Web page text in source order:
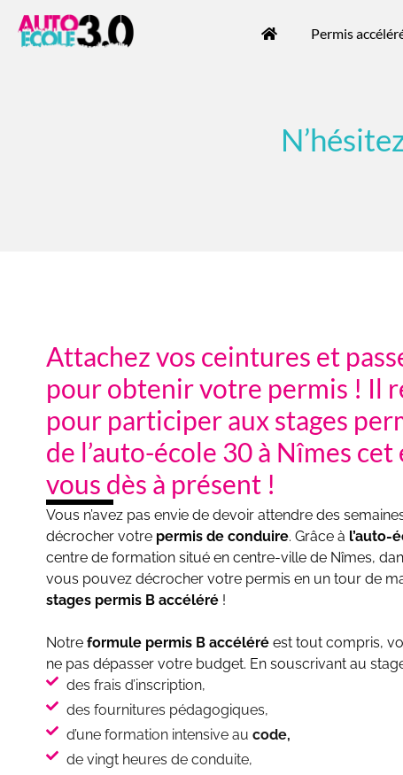
Permis
Attachez vos ceintures et
pour obtenir votre permis ! Il
pour participer aux stages
de l’auto-école 30 à Nîmes
vous dès à présent !
Vous n’avez pas envie de devoir attendre des
décrocher votre permis de conduire. Grâce à l’auto-
centre de formation situé en centre-ville de Nîmes,
vous pouvez décrocher votre permis en un tour de
stages permis B accéléré !
Notre formule permis B accéléré est tout compris,
ne pas dépasser votre budget. En souscrivant au
des frais d’inscription,
des fournitures pédagogiques,
d’une formation intensive au code,
de vingt heures de conduite,